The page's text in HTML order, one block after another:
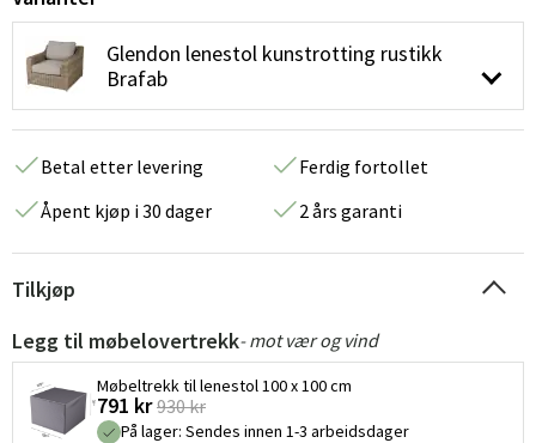
Glendon lenestol kunstrotting rustikk
Brafab
Betal etter levering
Ferdig fortollet
Åpent kjøp i 30 dager
2 års garanti
Tilkjøp
Legg til møbelovertrekk- mot vær og vind
Møbeltrekk til lenestol 100 x 100 cm
791 kr 930 kr
På lager: Sendes innen 1-3 arbeidsdager